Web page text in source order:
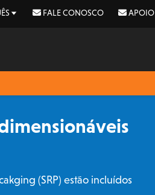
FALE CONOSCO APOIO
(SRP) estão incluídos